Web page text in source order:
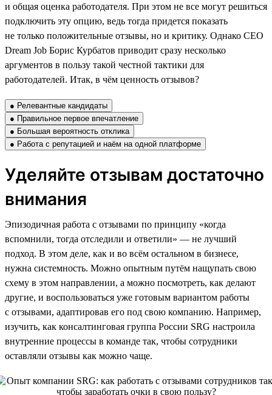
и общая оценка работодателя. При этом не все могут решиться
подключить эту опцию, ведь тогда придется показать
не только положительные отзывы, но и критику. Однако CEO
Dream Job Борис Курбатов приводит сразу несколько
аргументов в пользу такой честной тактики для
работодателей. Итак, в чём ценность отзывов?
● Релевантные кандидаты
● Правильное первое впечатление
● Большая вероятность отклика
● Работа с репутацией и наём на одной платформе
Уделяйте отзывам достаточно
внимания
Эпизодичная работа с отзывами по принципу «когда
вспомнили, тогда отследили и ответили» — не лучший
подход. В этом деле, как и во всём остальном в бизнесе,
нужна системность. Можно опытным путём нащупать свою
схему в этом направлении, а можно посмотреть, как делают
другие, и воспользоваться уже готовым вариантом работы
с отзывами, адаптировав его под свою компанию. Например,
изучить, как консалтинговая группа России SRG настроила
внутренние процессы в команде так, чтобы сотрудники
оставляли отзывы как можно чаще.